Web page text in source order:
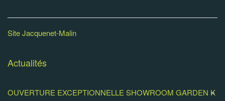
Site Jacquenet-Malin
Actualités
OUVERTURE EXCEPTIONNELLE SHOWROOM GARDEN K